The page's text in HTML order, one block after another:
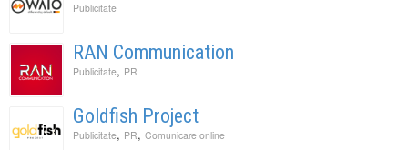
Publicitate
RAN Communication
Publicitate, PR
Goldfish Project
Publicitate, PR, Comunicare online